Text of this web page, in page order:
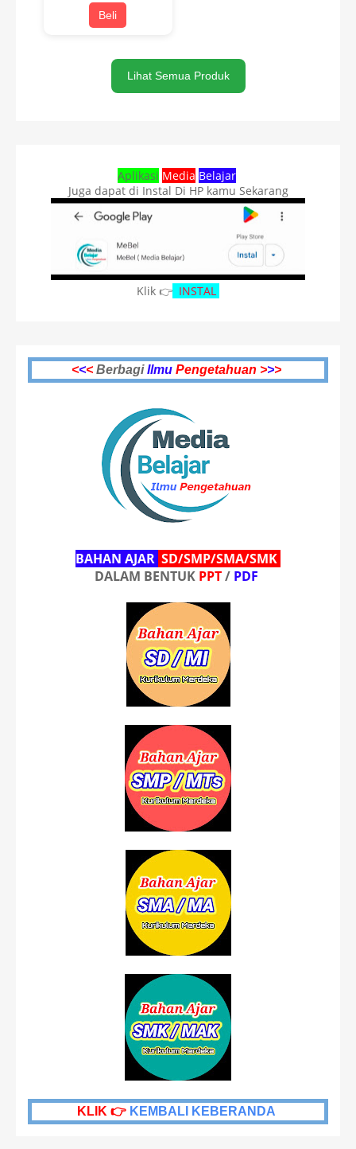
Beli
Lihat Semua Produk
Aplikasi Media Belajar
Juga dapat di Instal Di HP kamu Sekarang
Klik 👉 INSTAL
<<< BerbagiIlmu Pengetahuan >>>
BAHAN AJAR SD/SMP/SMA/SMK
DALAM BENTUK PPT/ PDF
KLIK 👉 KEMBALI KEBERANDA